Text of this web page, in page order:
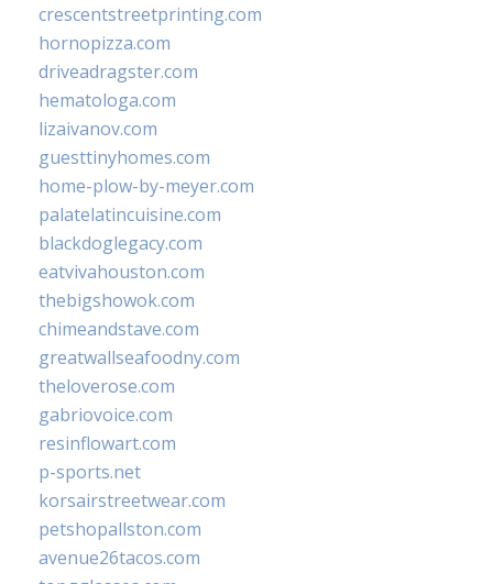
crescentstreetprinting.com
hornopizza.com
driveadragster.com
hematologa.com
lizaivanov.com
guesttinyhomes.com
home-plow-by-meyer.com
palatelatincuisine.com
blackdoglegacy.com
eatvivahouston.com
thebigshowok.com
chimeandstave.com
greatwallseafoodny.com
theloverose.com
gabriovoice.com
resinflowart.com
p-sports.net
korsairstreetwear.com
petshopallston.com
avenue26tacos.com